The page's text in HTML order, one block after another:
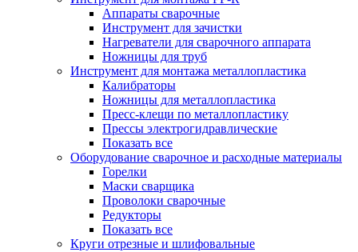
Аппараты сварочные
Инструмент для зачистки
Нагреватели для сварочного аппарата
Ножницы для труб
Инструмент для монтажа металлопластика
Калибраторы
Ножницы для металлопластика
Пресс-клещи по металлопластику
Прессы электрогидравлические
Показать все
Оборудование сварочное и расходные материалы
Горелки
Маски сварщика
Проволоки сварочные
Редукторы
Показать все
Круги отрезные и шлифовальные